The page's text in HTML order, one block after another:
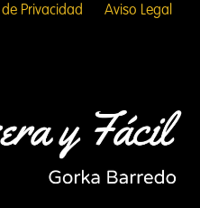
de Privacidad Aviso Legal